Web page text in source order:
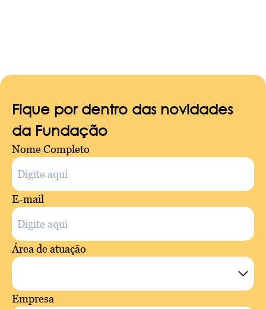
Fique por dentro das novidades
da Fundação
Nome Completo
E-mail
Área de atuação
Empresa